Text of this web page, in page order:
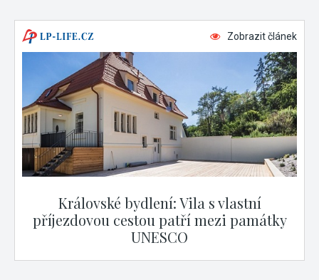
Zobrazit článek
Královské bydlení: Vila s vlastní
příjezdovou cestou patří mezi památky
UNESCO